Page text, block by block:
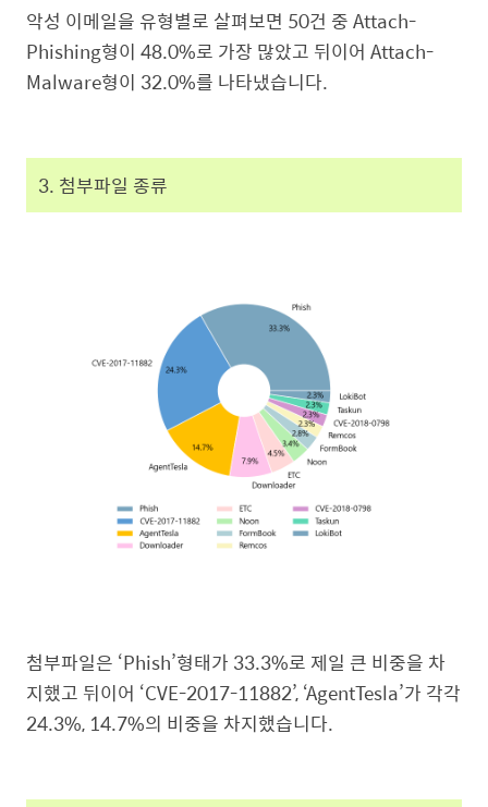
악성 이메일을 유형별로 살펴보면 50건 중 Attach-
Phishing형이 48.0%로 가장 많았고 뒤이어 Attach-
Malware형이 32.0%를 나타냈습니다.
3. 첨부파일 종류
첨부파일은 ‘Phish’형태가 33.3%로 제일 큰 비중을 차
지했고 뒤이어 ‘CVE-2017-11882’, ‘AgentTesla’가 각각
24.3%, 14.7%의 비중을 차지했습니다.